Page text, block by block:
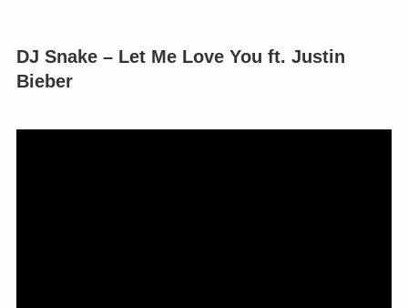
DJ Snake – Let Me Love You ft. Justin
Bieber